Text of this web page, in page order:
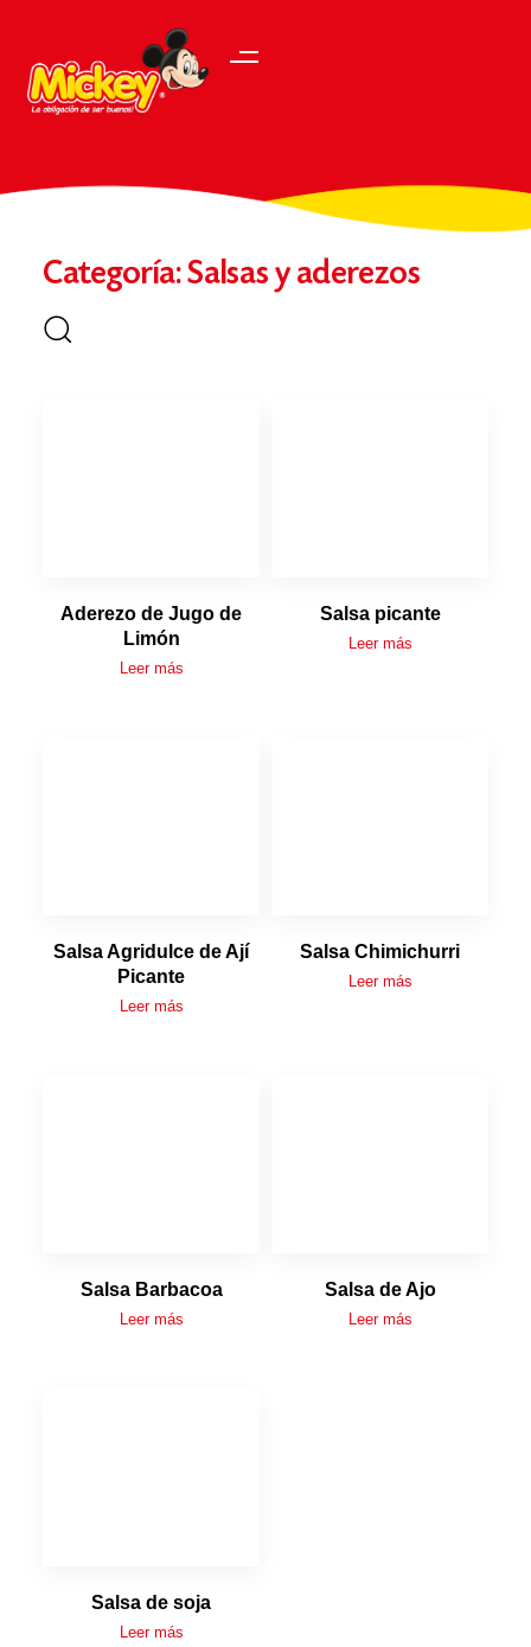
Categoría: Salsas y aderezos
Aderezo de Jugo de
Limón
Leer más
Salsa picante
Leer más
Salsa Agridulce de Ají
Picante
Leer más
Salsa Chimichurri
Leer más
Salsa Barbacoa
Leer más
Salsa de Ajo
Leer más
Salsa de soja
Leer más